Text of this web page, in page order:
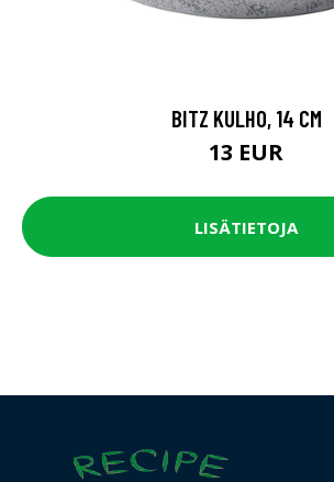
BITZ KULHO, 14 CM
13 EUR
LISÄTIETOJA